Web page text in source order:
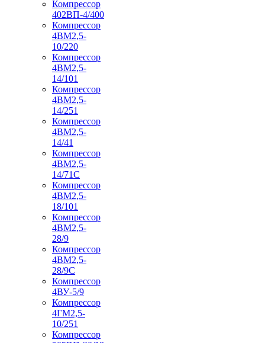
Компрессор
402ВП-4/400
Компрессор
4ВМ2,5-
10/220
Компрессор
4ВМ2,5-
14/101
Компрессор
4ВМ2,5-
14/251
Компрессор
4ВМ2,5-
14/41
Компрессор
4ВМ2,5-
14/71C
Компрессор
4ВМ2,5-
18/101
Компрессор
4ВМ2,5-
28/9
Компрессор
4ВМ2,5-
28/9С
Компрессор
4ВУ-5/9
Компрессор
4ГМ2,5-
10/251
Компрессор